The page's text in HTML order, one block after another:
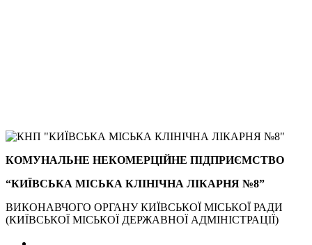
КОМУНАЛЬНЕ НЕКОМЕРЦІЙНЕ ПІДПРИЄМСТВО
“КИЇВСЬКА МІСЬКА КЛІНІЧНА ЛІКАРНЯ №8”
ВИКОНАВЧОГО ОРГАНУ КИЇВСЬКОЇ МІСЬКОЇ РАДИ
(КИЇВСЬКОЇ МІСЬКОЇ ДЕРЖАВНОЇ АДМІНІСТРАЦІЇ)